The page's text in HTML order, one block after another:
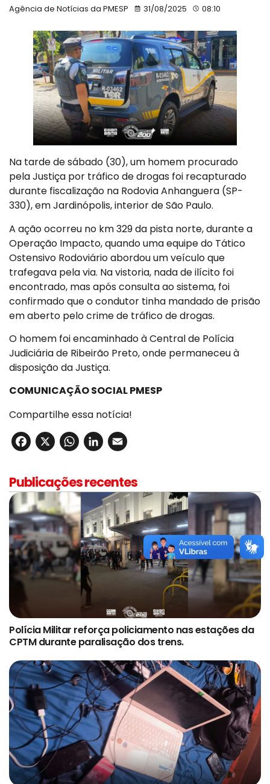
Agência de Notícias da PMESP 31/08/2025 08:10
Na tarde de sábado (30), um homem procurado
pela Justiça por tráfico de drogas foi recapturado
durante fiscalização na Rodovia Anhanguera (SP-
330), em Jardinópolis, interior de São Paulo.
A ação ocorreu no km 329 da pista norte, durante a
Operação Impacto, quando uma equipe do Tático
Ostensivo Rodoviário abordou um veículo que
trafegava pela via. Na vistoria, nada de ilícito foi
encontrado, mas após consulta ao sistema, foi
confirmado que o condutor tinha mandado de prisão
em aberto pelo crime de tráfico de drogas.
O homem foi encaminhado à Central de Polícia
Judiciária de Ribeirão Preto, onde permaneceu à
disposição da Justiça.
COMUNICAÇÃO SOCIAL PMESP
Compartilhe essa notícia!
Facebook
X WhatsApp
LinkedIn
Publicações recentes
Polícia Militar reforça policiamento nas estações da
CPTM durante paralisação dos trens.